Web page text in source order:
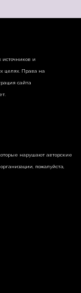
и
целях. Права на
сайта
нарушают авторские
пожалуйста,